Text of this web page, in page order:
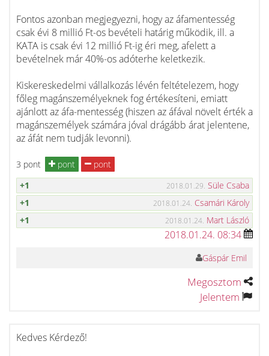
Fontos azonban megjegyezni, hogy az áfamentesség
csak évi 8 millió Ft-os bevételi határig működik, ill. a
KATA is csak évi 12 millió Ft-ig éri meg, afelett a
bevételnek már 40%-os adóterhe keletkezik.
Kiskereskedelmi vállalkozás lévén feltételezem, hogy
főleg magánszemélyeknek fog értékesíteni, emiatt
ajánlott az áfa-mentesség (hiszen az áfával növelt érték a
magánszemélyek számára jóval drágább árat jelentene,
az áfát nem tudják levonni).
3 pont pont
pont
+1
2018.01.29. Süle Csaba
+1
2018.01.24. Csamári Károly
+1
2018.01.24. Mart László
2018.01.24. 08:34
Gáspár Emil
Megosztom
Jelentem
Kedves Kérdező!